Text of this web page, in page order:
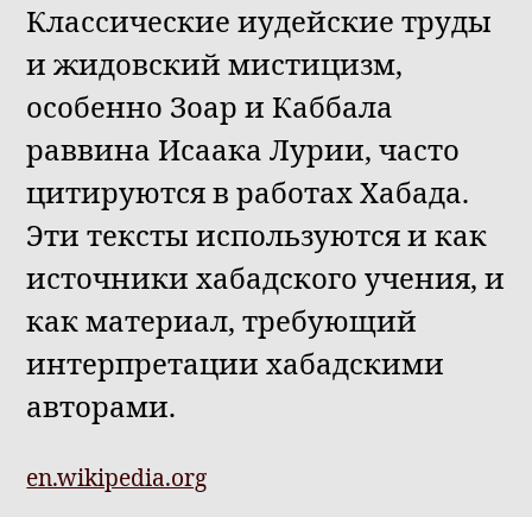
Классические иудейские труды
и жидовский мистицизм,
особенно Зоар и Каббала
раввина Исаака Лурии, часто
цитируются в работах Хабада.
Эти тексты используются и как
источники хабадского учения, и
как материал, требующий
интерпретации хабадскими
авторами.
en.wikipedia.org